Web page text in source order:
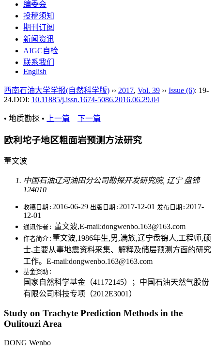
编委会
投稿须知
期刊订阅
新闻资讯
AIGC自检
联系我们
English
西南石油大学学报(自然科学版) ›› 2017, Vol. 39 ›› Issue (6): 19-
24.DOI: 10.11885/j.issn.1674-5086.2016.06.29.04
• 地质勘探 • 上一篇 下一篇
欧利坨子地区粗面岩预测方法研究
董文波
中国石油辽河油田分公司勘探开发研究院, 辽宁 盘锦
124010
收稿日期: 2016-06-29 出版日期: 2017-12-01 发布日期: 2017-
12-01
通讯作者: 董文波,E-mail:dongwenbo.163@163.com
作者简介: 董文波,1986年生,男,满族,辽宁盘锦人,工程师,硕
士,主要从事地震资料采集、解释及储层预测方面的研究
工作。E-mail:dongwenbo.163@163.com
基金资助:
国家自然科学基金（41172145）；中国石油天然气股份
有限公司科技专项（2012E3001）
Study on Trachyte Prediction Methods in the
Oulitouzi Area
DONG Wenbo